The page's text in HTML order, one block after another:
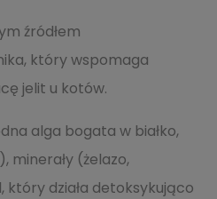
źródłem
który wspomaga
jelit u kotów.
alga bogata w białko,
minerały (żelazo,
działa detoksykująco